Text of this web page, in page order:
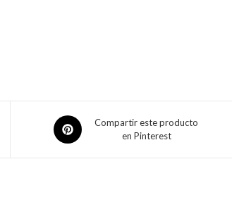
Compartir este producto
en Pinterest